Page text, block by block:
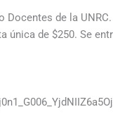
de la
única de $250. Se